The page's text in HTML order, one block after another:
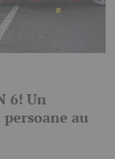
6! Un
au